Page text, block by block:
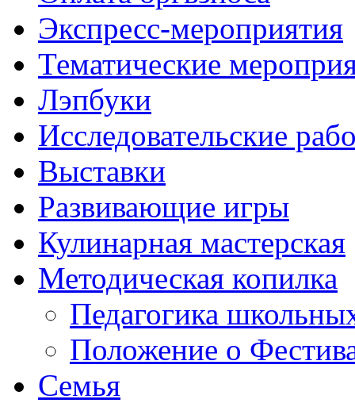
Экспресс-мероприятия
Тематические
Лэпбуки
Исследовательские
Выставки
Развивающие игры
Кулинарная мастерская
Методическая копилка
Педагогика
Положение о
Семья